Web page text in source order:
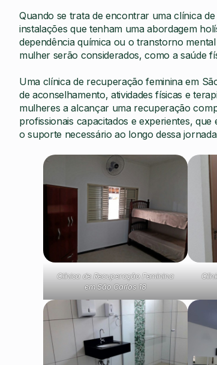
Quando se trata de encontrar uma clínica
instalações que tenham uma abordagem
dependência química ou o transtorno
mulher serão considerados, como a saúde
Uma clínica de recuperação feminina em
de aconselhamento, atividades físicas e
mulheres a alcançar uma recuperação
profissionais capacitados e experientes,
o suporte necessário ao longo dessa
Clínica de Recuperação Feminina
em São Carlos 18